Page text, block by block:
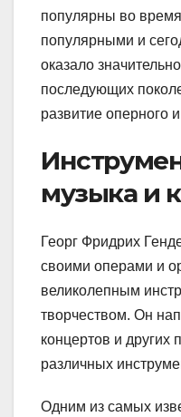
популярны во
популярными и
оказало
последующих
развитие оперного
музыка и
Георг Фридрих
своими операми и
великолепным
творчеством. Он
концертов и других
различных
Одним из самых